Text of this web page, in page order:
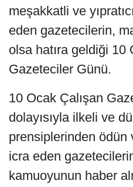
meşakkatli ve
eden gazetecilerin,
olsa hatıra geldiği 10
Gazeteciler Günü.
10 Ocak Çalışan
dolayısıyla ilkeli ve
prensiplerinden ödün
icra eden
kamuoyunun haber